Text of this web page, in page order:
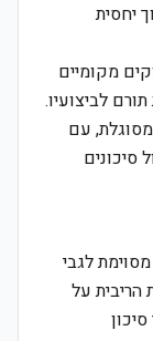
יחסית
מקומיים
לביצועיו.
עם
סיכונים
לגבי
על